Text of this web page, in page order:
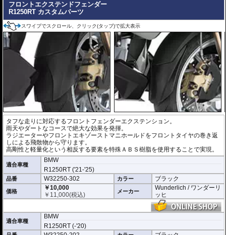
フロントエクステンドフェンダー
R1250RT カスタムパーツ
スワイプでスクロール、クリック(タップ)で拡大表示
タフな走りに対応するフロントフェンダーエクステンション。
雨天やダートなコースで絶大な効果を発揮。
ラジエーターやフロントエキゾーストマニホールドをフロントタイヤの巻き返
しによる飛散物から守ります。
高剛性と軽量化という相反する要素を特殊ＡＢＳ樹脂を使用することで実現。
適合車種
BMW
R1250RT ('21-'25)
品番 W32250-302 カラー ブラック
価格
￥10,000
￥ 11,000(税込) メーカー
Wunderlich / ワンダーリ
ッヒ
適合車種
BMW
R1250RT (-'20)